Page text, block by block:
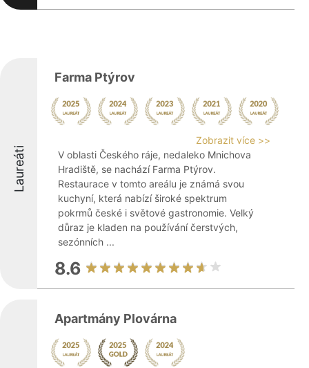
Laureáti
Farma Ptýrov
Zobrazit více >>
V oblasti Českého ráje, nedaleko Mnichova
Hradiště, se nachází Farma Ptýrov.
Restaurace v tomto areálu je známá svou
kuchyní, která nabízí široké spektrum
pokrmů české i světové gastronomie. Velký
důraz je kladen na používání čerstvých,
sezónních ...
8.6
Apartmány Plovárna